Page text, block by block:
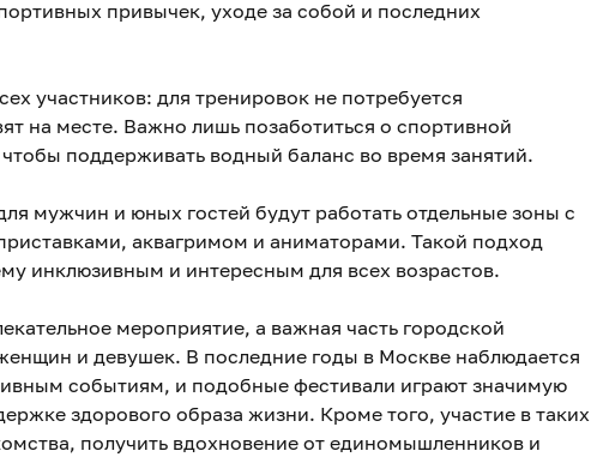
привычек, уходе за собой и последних
участников: для тренировок не потребуется
на месте. Важно лишь позаботиться о спортивной
поддерживать водный баланс во время занятий.
мужчин и юных гостей будут работать отдельные зоны с
аквагримом и аниматорами. Такой подход
инклюзивным и интересным для всех возрастов.
мероприятие, а важная часть городской
и девушек. В последние годы в Москве наблюдается
событиям, и подобные фестивали играют значимую
здорового образа жизни. Кроме того, участие в таких
получить вдохновение от единомышленников и